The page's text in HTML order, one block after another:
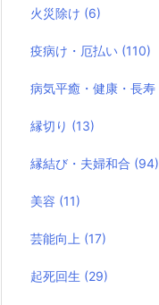
火災除け (6)
疫病け・厄払い (110)
病気平癒・健康・長寿
縁切り (13)
縁結び・夫婦和合 (94)
美容 (11)
芸能向上 (17)
起死回生 (29)